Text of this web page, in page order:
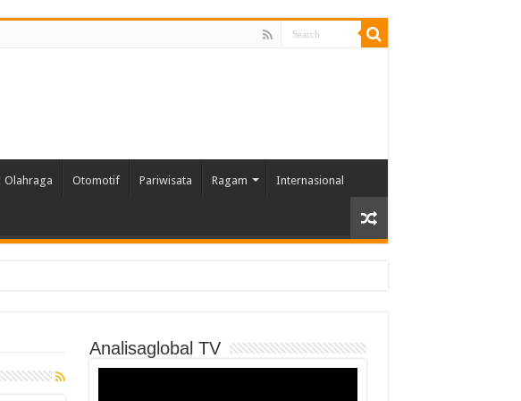
Olahraga Otomotif Pariwisata Ragam Internasional
Analisaglobal TV